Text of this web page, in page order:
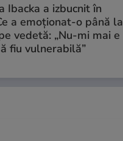
Ibacka a izbucnit în
a emoționat-o până la
vedetă: „Nu-mi mai e
fiu vulnerabilă”